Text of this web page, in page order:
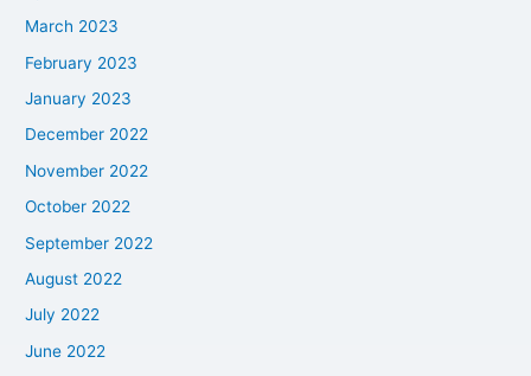
March 2023
February 2023
January 2023
December 2022
November 2022
October 2022
September 2022
August 2022
July 2022
June 2022